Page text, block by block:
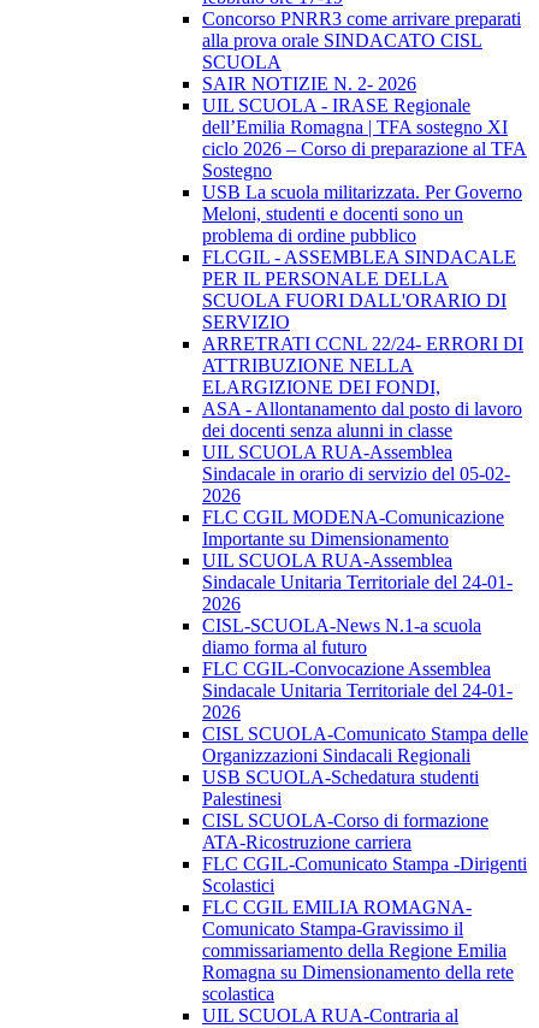
Concorso PNRR3 come arrivare preparati
alla prova orale SINDACATO CISL
SCUOLA
SAIR NOTIZIE N. 2- 2026
UIL SCUOLA - IRASE Regionale
dell’Emilia Romagna | TFA sostegno XI
ciclo 2026 – Corso di preparazione al TFA
Sostegno
USB La scuola militarizzata. Per Governo
Meloni, studenti e docenti sono un
problema di ordine pubblico
FLCGIL - ASSEMBLEA SINDACALE
PER IL PERSONALE DELLA
SCUOLA FUORI DALL'ORARIO DI
SERVIZIO
ARRETRATI CCNL 22/24- ERRORI DI
ATTRIBUZIONE NELLA
ELARGIZIONE DEI FONDI,
ASA - Allontanamento dal posto di lavoro
dei docenti senza alunni in classe
UIL SCUOLA RUA-Assemblea
Sindacale in orario di servizio del 05-02-
2026
FLC CGIL MODENA-Comunicazione
Importante su Dimensionamento
UIL SCUOLA RUA-Assemblea
Sindacale Unitaria Territoriale del 24-01-
2026
CISL-SCUOLA-News N.1-a scuola
diamo forma al futuro
FLC CGIL-Convocazione Assemblea
Sindacale Unitaria Territoriale del 24-01-
2026
CISL SCUOLA-Comunicato Stampa delle
Organizzazioni Sindacali Regionali
USB SCUOLA-Schedatura studenti
Palestinesi
CISL SCUOLA-Corso di formazione
ATA-Ricostruzione carriera
FLC CGIL-Comunicato Stampa -Dirigenti
Scolastici
FLC CGIL EMILIA ROMAGNA-
Comunicato Stampa-Gravissimo il
commissariamento della Regione Emilia
Romagna su Dimensionamento della rete
scolastica
UIL SCUOLA RUA-Contraria al